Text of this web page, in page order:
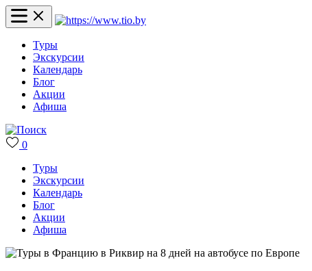
Туры
Экскурсии
Календарь
Блог
Акции
Афиша
0
Туры
Экскурсии
Календарь
Блог
Акции
Афиша